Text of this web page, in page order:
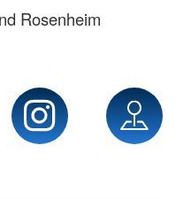
Rosenheim